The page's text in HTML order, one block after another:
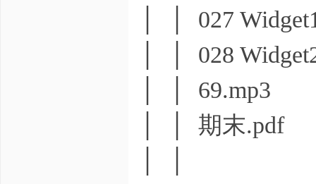
│ │ 027
│ │ 028
│ │ 69.mp3
│ │ 期末.pdf